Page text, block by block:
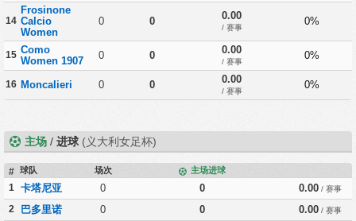
14
Frosinone
Calcio
Women
0 0 0.00
/ 赛事
0%
15 Como
Women 1907
0 0 0.00
/ 赛事
0%
16 Moncalieri 0 0 0.00
/ 赛事
0%
主场 / 进球 (义大利女足杯)
# 球队 场次 主场进球
1 卡塔尼亚 0 0 0.00 / 赛事
2 巴多里诺 0 0 0.00 / 赛事